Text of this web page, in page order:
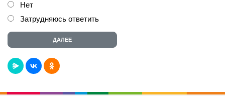
Нет
Затрудняюсь ответить